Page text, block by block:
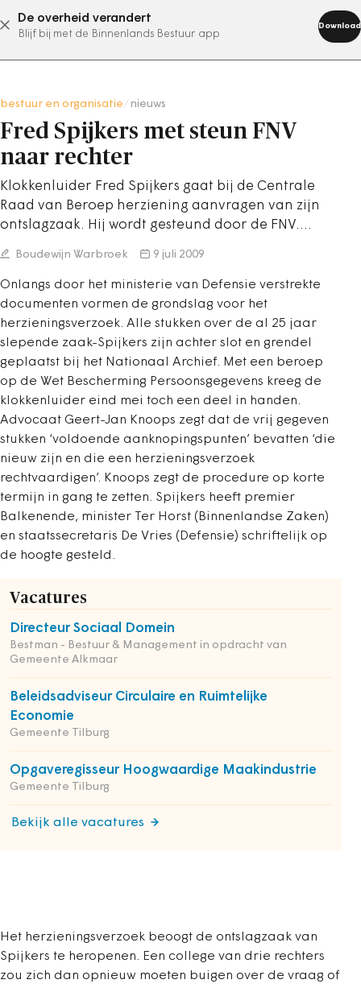
De overheid verandert
Blijf bij met de Binnenlands Bestuur app
Download
abonneer nu
bestuur en organisatie nieuws
Fred Spijkers met steun FNV
naar rechter
Klokkenluider Fred Spijkers gaat bij de Centrale
Raad van Beroep herziening aanvragen van zijn
ontslagzaak. Hij wordt gesteund door de FNV.…
Boudewijn Warbroek 9 juli 2009
Onlangs door het ministerie van Defensie verstrekte
documenten vormen de grondslag voor het
herzieningsverzoek. Alle stukken over de al 25 jaar
slepende zaak-Spijkers zijn achter slot en grendel
geplaatst bij het Nationaal Archief. Met een beroep
op de Wet Bescherming Persoonsgegevens kreeg de
klokkenluider eind mei toch een deel in handen.
Advocaat Geert-Jan Knoops zegt dat de vrij gegeven
stukken ‘voldoende aanknopingspunten’ bevatten ‘die
nieuw zijn en die een herzieningsverzoek
rechtvaardigen’. Knoops zegt de procedure op korte
termijn in gang te zetten. Spijkers heeft premier
Balkenende, minister Ter Horst (Binnenlandse Zaken)
en staatssecretaris De Vries (Defensie) schriftelijk op
de hoogte gesteld.
Vacatures
Directeur Sociaal Domein
Bestman - Bestuur & Management in opdracht van
Gemeente Alkmaar
Beleidsadviseur Circulaire en Ruimtelijke
Economie
Gemeente Tilburg
Opgaveregisseur Hoogwaardige Maakindustrie
Gemeente Tilburg
Bekijk alle vacatures
Het herzieningsverzoek beoogt de ontslagzaak van
Spijkers te heropenen. Een college van drie rechters
zou zich dan opnieuw moeten buigen over de vraag of